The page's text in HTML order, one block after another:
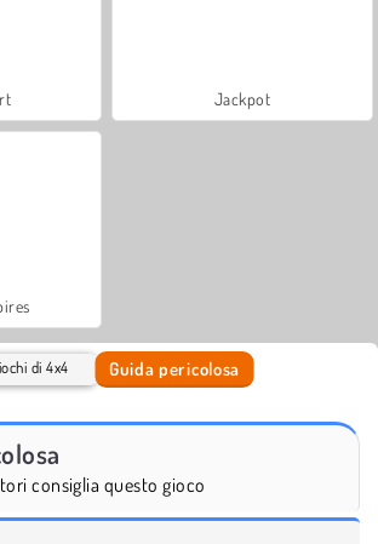
Jackpot
di 4x4 Guida pericolosa
consiglia questo gioco